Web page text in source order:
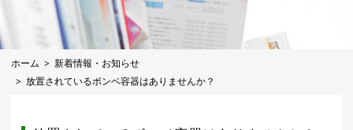
ホーム
新着情報・お知らせ
放置されているボンベ容器はありませんか？